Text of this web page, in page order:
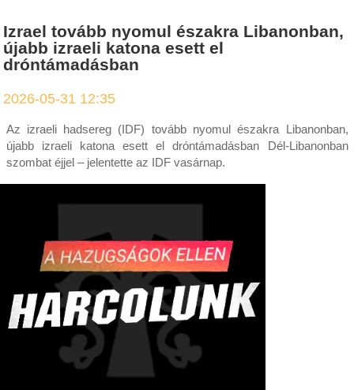
Izrael tovább nyomul északra Libanonban,
újabb izraeli katona esett el
dróntámadásban
2026-05-31 12:35
Az izraeli hadsereg (IDF) tovább nyomul északra Libanonban,
újabb izraeli katona esett el dróntámadásban Dél-Libanonban
szombat éjjel – jelentette az IDF vasárnap.